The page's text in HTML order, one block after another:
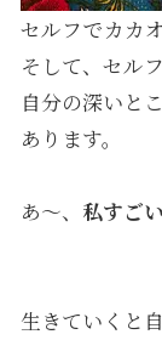
セルフでカカ
そして、セル
自分の深いと
あります。
あ〜、 私すご
生きていくと